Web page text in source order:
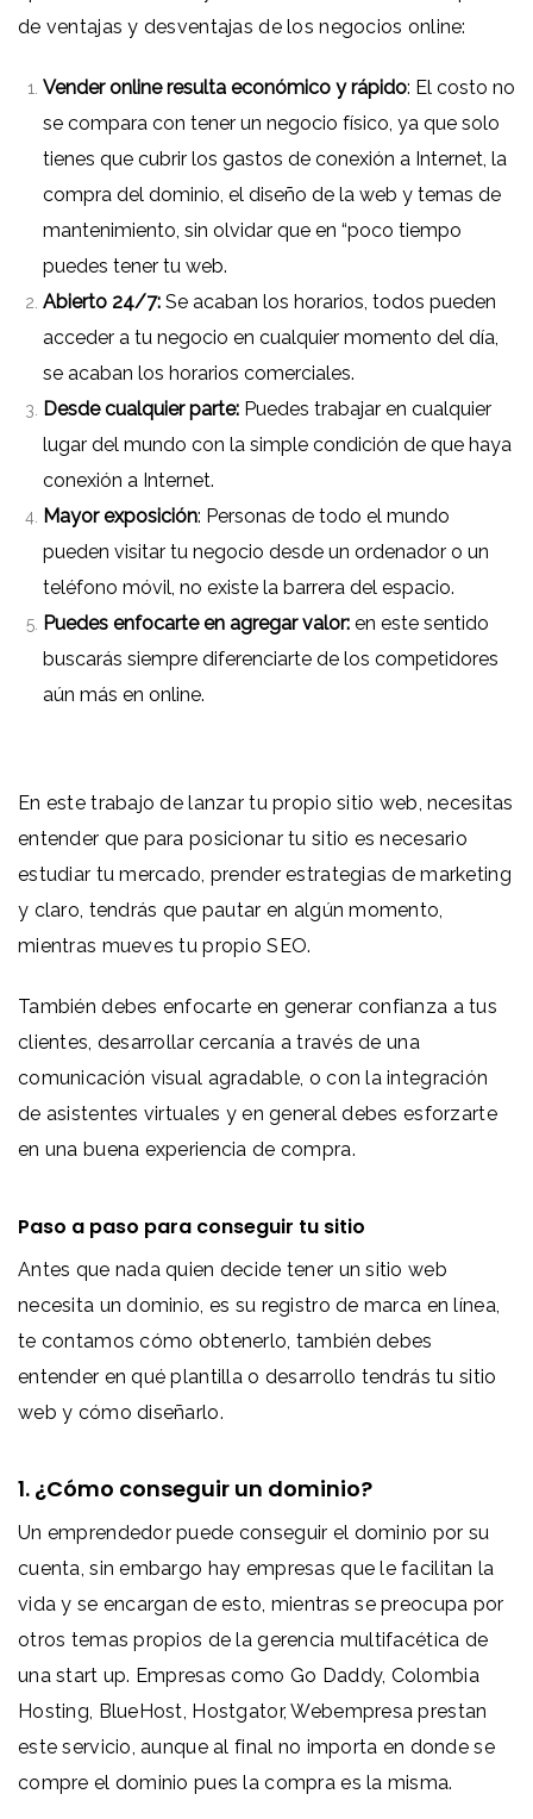
de ventajas y desventajas de los negocios online:
Vender online resulta económico y rápido: El costo no
se compara con tener un negocio físico, ya que solo
tienes que cubrir los gastos de conexión a Internet, la
compra del dominio, el diseño de la web y temas de
mantenimiento, sin olvidar que en “poco tiempo
puedes tener tu web.
Abierto 24/7: Se acaban los horarios, todos pueden
acceder a tu negocio en cualquier momento del día,
se acaban los horarios comerciales.
Desde cualquier parte: Puedes trabajar en cualquier
lugar del mundo con la simple condición de que haya
conexión a Internet.
Mayor exposición: Personas de todo el mundo
pueden visitar tu negocio desde un ordenador o un
teléfono móvil, no existe la barrera del espacio.
Puedes enfocarte en agregar valor: en este sentido
buscarás siempre diferenciarte de los competidores
aún más en online.
En este trabajo de lanzar tu propio sitio web, necesitas
entender que para posicionar tu sitio es necesario
estudiar tu mercado, prender estrategias de marketing
y claro, tendrás que pautar en algún momento,
mientras mueves tu propio SEO.
También debes enfocarte en generar confianza a tus
clientes, desarrollar cercanía a través de una
comunicación visual agradable, o con la integración
de asistentes virtuales y en general debes esforzarte
en una buena experiencia de compra.
Paso a paso para conseguir tu sitio
Antes que nada quien decide tener un sitio web
necesita un dominio, es su registro de marca en línea,
te contamos cómo obtenerlo, también debes
entender en qué plantilla o desarrollo tendrás tu sitio
web y cómo diseñarlo.
1. ¿Cómo conseguir un dominio?
Un emprendedor puede conseguir el dominio por su
cuenta, sin embargo hay empresas que le facilitan la
vida y se encargan de esto, mientras se preocupa por
otros temas propios de la gerencia multifacética de
una start up. Empresas como Go Daddy, Colombia
Hosting, BlueHost, Hostgator, Webempresa prestan
este servicio, aunque al final no importa en donde se
compre el dominio pues la compra es la misma.